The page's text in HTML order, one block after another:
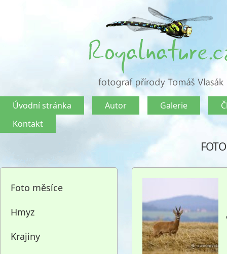
Úvodní stránka Autor Galerie
Kontakt
Foto měsíce
Hmyz
Krajiny